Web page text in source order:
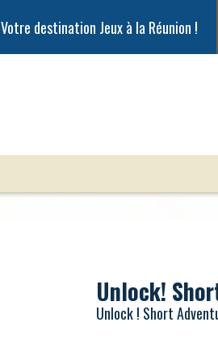
Votre destination Jeux à la Réunion !
Unlock!
Unlock ! Short